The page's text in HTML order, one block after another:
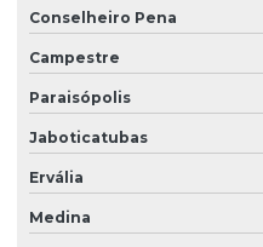
Conselheiro Pena
Campestre
Paraisópolis
Jaboticatubas
Ervália
Medina